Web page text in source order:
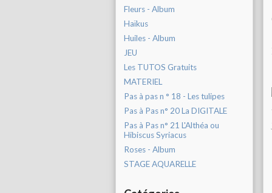
Fleurs - Album
Haïkus
Huiles - Album
JEU
Les TUTOS Gratuits
MATERIEL
Pas à pas n ° 18 - Les tulipes
Pas à Pas n° 20 La DIGITALE
Pas à Pas n° 21 L'Althéa ou
Hibiscus Syriacus
Roses - Album
STAGE AQUARELLE